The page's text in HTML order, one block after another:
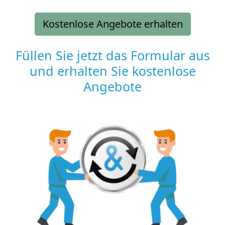
Kostenlose Angebote erhalten
Füllen Sie jetzt das Formular aus
und erhalten Sie kostenlose
Angebote